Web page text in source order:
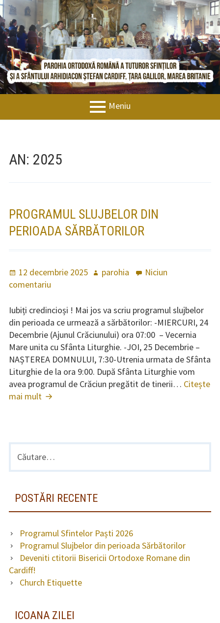
Sari
la
conținut
BISERICAORTODOXACARDIFF.COM
Meniu
Istoric
Învățături
Cântări specifice liturghiei
Sfântului Ioan Gură de Aur
Sfântului Vasile
Cântări în Postul Mare
Cântări la Nașterea Domnului
Axioane peste an
Biblioteca parohiei
Contact
AN: 2025
PROGRAMUL SLUJBELOR DIN
PERIOADA SĂRBĂTORILOR
Publicat
pe
12 decembrie 2025 Autorparohia
Niciun
comentariu
Slujbelor
din
perioada
Sărbătorilor
Iubiți credincioși ! Mai jos va scriu programul slujbelor
din perioada ce urmează a sărbătorilor: -MIERCURI, 24
Decembrie (Ajunul Crăciunului) ora 07:00 – Vecernia
Mare unita cu Sfânta Liturghie. -JOI, 25 Decembrie –
NAȘTEREA DOMNULUI, 7:30-Utrenia urmata de Sfânta
Liturghie de la ora 9:00. După Sfânta Liturghie vom
avea programul de Crăciun pregătit de tinerii… Citește
mai mult Programul
Sărbătorilor
BARA
LATERALĂ
după:
POSTĂRI RECENTE
Programul Sfintelor Paști 2026
Programul Slujbelor din perioada Sărbătorilor
Deveniti ctitorii Bisericii Ortodoxe Romane din
Cardiff!
Church Etiquette
ICOANA ZILEI